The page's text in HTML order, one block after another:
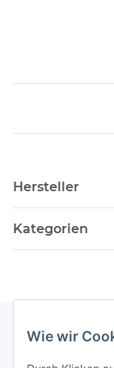
Wie wir
Hersteller
Kategorien
Informationen